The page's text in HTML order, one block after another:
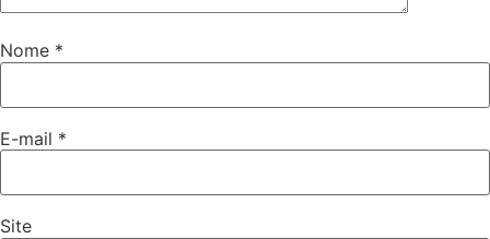
Nome *
E-mail *
Site